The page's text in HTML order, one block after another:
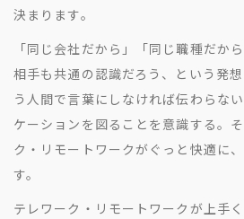
決まります。
「同じ会社だから」「同じ職種だか
相手も共通の認識だろう、という発
う人間で言葉にしなければ伝わらな
ケーションを図ることを意識する。
ク・リモートワークがぐっと快適に
す。
テレワーク・リモートワークが上手